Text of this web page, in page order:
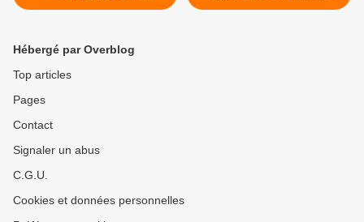
rénovation du centre-ville
inquiétant... >
Hébergé par Overblog
Top articles
Pages
Contact
Signaler un abus
C.G.U.
Cookies et données personnelles